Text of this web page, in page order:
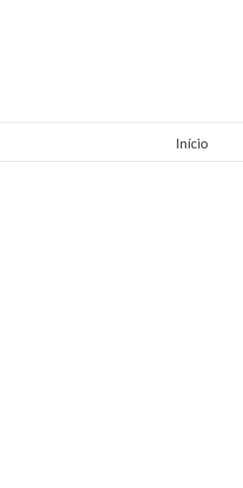
Início